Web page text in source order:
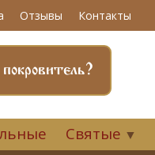
Отзывы Контакты
Святые ▼